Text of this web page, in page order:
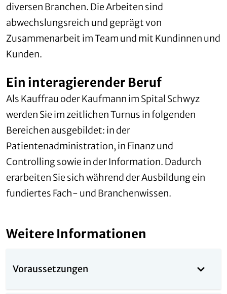
diversen Branchen. Die Arbeiten sind
abwechslungsreich und geprägt von
Zusammenarbeit im Team und mit Kundinnen und
Kunden.
Ein interagierender Beruf
Als Kauffrau oder Kaufmann im Spital Schwyz
werden Sie im zeitlichen Turnus in folgenden
Bereichen ausgebildet: in der
Patientenadministration, in Finanz und
Controlling sowie in der Information. Dadurch
erarbeiten Sie sich während der Ausbildung ein
fundiertes Fach- und Branchenwissen.
Weitere Informationen
Voraussetzungen